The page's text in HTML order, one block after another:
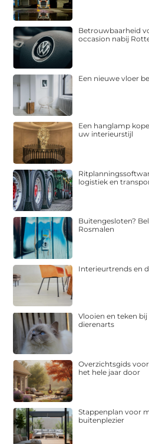
Betrouwbaarheid
occasion nabij
Een nieuwe vloer
Een hanglamp
uw interieurstijl
logistiek en
Buitengesloten?
Rosmalen
Interieurtrends en
Vlooien en teken
dierenarts
Overzichtsgids
het hele jaar door
Stappenplan voor
buitenplezier